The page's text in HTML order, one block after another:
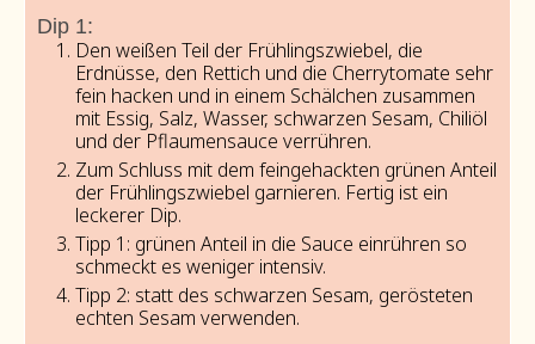
Dip 1:
Den weißen Teil der Frühlingszwiebel, die
Erdnüsse, den Rettich und die Cherrytomate sehr
fein hacken und in einem Schälchen zusammen
mit Essig, Salz, Wasser, schwarzen Sesam, Chiliöl
und der Pflaumensauce verrühren.
Zum Schluss mit dem feingehackten grünen Anteil
der Frühlingszwiebel garnieren. Fertig ist ein
leckerer Dip.
Tipp 1: grünen Anteil in die Sauce einrühren so
schmeckt es weniger intensiv.
Tipp 2: statt des schwarzen Sesam, gerösteten
echten Sesam verwenden.